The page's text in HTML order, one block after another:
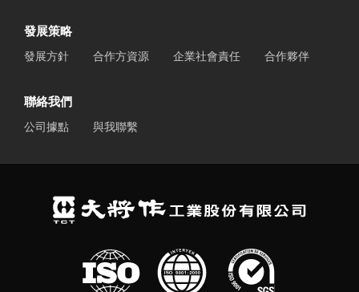
發展策略
發展方針 合作方資源 企業社會責任 合作夥伴
聯絡我們
公司據點 與我聯繫